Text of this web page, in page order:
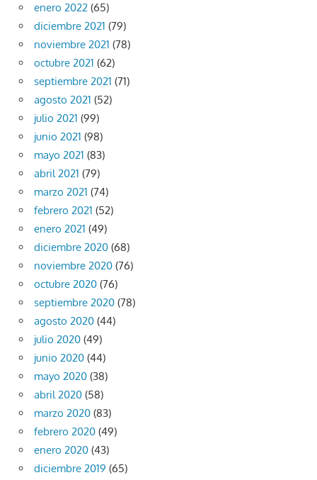
enero 2022 (65)
diciembre 2021 (79)
noviembre 2021 (78)
octubre 2021 (62)
septiembre 2021 (71)
agosto 2021 (52)
julio 2021 (99)
junio 2021 (98)
mayo 2021 (83)
abril 2021 (79)
marzo 2021 (74)
febrero 2021 (52)
enero 2021 (49)
diciembre 2020 (68)
noviembre 2020 (76)
octubre 2020 (76)
septiembre 2020 (78)
agosto 2020 (44)
julio 2020 (49)
junio 2020 (44)
mayo 2020 (38)
abril 2020 (58)
marzo 2020 (83)
febrero 2020 (49)
enero 2020 (43)
diciembre 2019 (65)